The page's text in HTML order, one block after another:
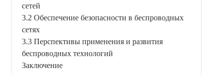
сетей
3.2 Обеспечение безопасности в беспроводных
сетях
3.3 Перспективы применения и развития
беспроводных технологий
Заключение